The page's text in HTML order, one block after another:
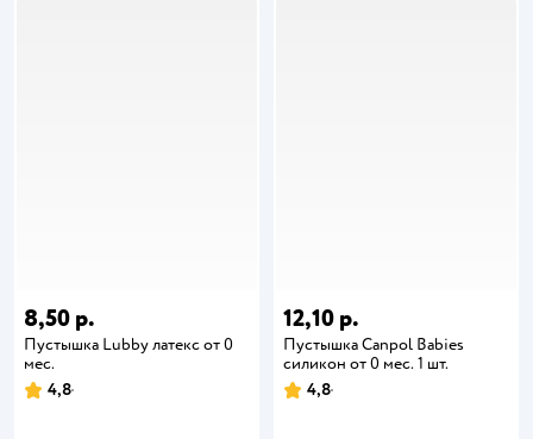
8,50 р.
Пустышка Lubby латекс от 0
мес.
4,8
12,10 р.
Пустышка Canpol Babies
силикон от 0 мес. 1 шт.
4,8